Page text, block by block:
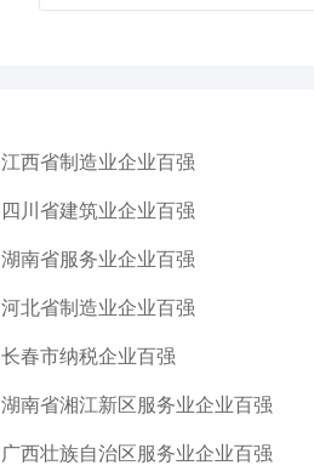
江西省制造业企业百强
四川省建筑业企业百强
湖南省服务业企业百强
河北省制造业企业百强
长春市纳税企业百强
湖南省湘江新区服务业企业百强
广西壮族自治区服务业企业百强